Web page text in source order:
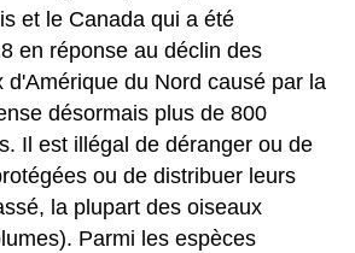
et le Canada qui a été
en réponse au déclin des
d'Amérique du Nord causé par la
désormais plus de 800
Il est illégal de déranger ou de
ou de distribuer leurs
la plupart des oiseaux
Parmi les espèces